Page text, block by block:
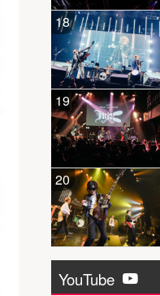
18
19
20
YouTube